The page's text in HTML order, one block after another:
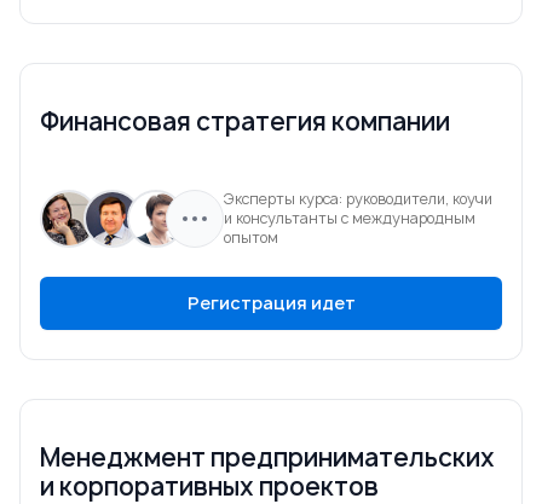
Финансовая стратегия компании
Эксперты курса: руководители, коучи
и консультанты с международным
опытом
Регистрация идет
Менеджмент предпринимательских
и корпоративных проектов